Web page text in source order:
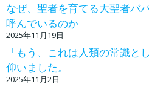
なぜ、聖者を育てる大聖者バ
呼んでいるのか
2025年11月19日
「もう、これは人類の常識と
仰いました。
2025年11月2日